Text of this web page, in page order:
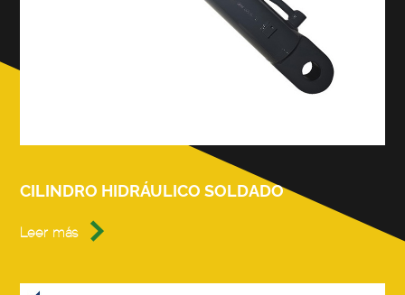
CILINDRO HIDRÁULICO SOLDADO
Leer más 